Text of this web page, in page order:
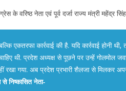
के वरिष्ठ नेता एवं पूर्व दर्जा राज्य मंत्री महेंद्र
बल्कि एकतरफा कार्रवाई की है. यदि कार्रवाई
चाहिए थी. प्रदेश अध्यक्ष से पूछने पर उन्हें गोलमोल
रखा गया. अब प्रदेश प्रभारी शैलजा से मिलकर
निष्कासित नेता-